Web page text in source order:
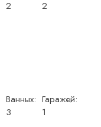
2
2
Ванных:
3
Гаражей:
1